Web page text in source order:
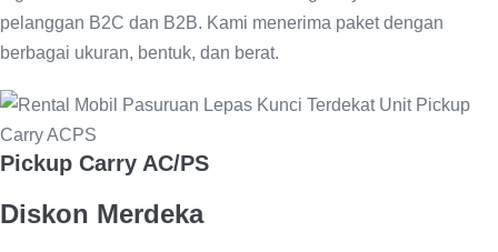
pelanggan B2C dan B2B. Kami menerima paket dengan
berbagai ukuran, bentuk, dan berat.
Pickup Carry AC/PS
Diskon Merdeka